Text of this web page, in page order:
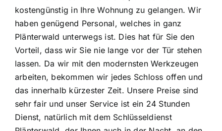
kostengünstig in Ihre Wohnung zu gelangen. Wir
haben genügend Personal, welches in ganz
Plänterwald unterwegs ist. Dies hat für Sie den
Vorteil, dass wir Sie nie lange vor der Tür stehen
lassen. Da wir mit den modernsten Werkzeugen
arbeiten, bekommen wir jedes Schloss offen und
das innerhalb kürzester Zeit. Unsere Preise sind
sehr fair und unser Service ist ein 24 Stunden
Dienst, natürlich mit dem Schlüsseldienst